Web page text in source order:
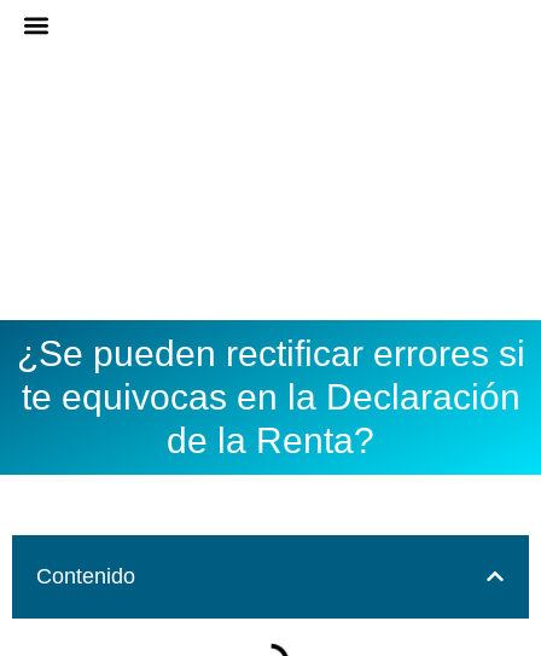
¿Se pueden rectificar errores si
te equivocas en la Declaración
de la Renta?
Contenido